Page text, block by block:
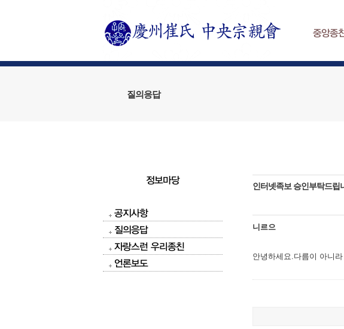
중앙종
질의응답
정보마당
공지사항
질의응답
자랑스런 우리종친
언론보도
인터넷족보 승인부탁드립
니르으
안녕하세요.다름이 아니